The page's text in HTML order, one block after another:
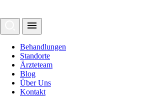
Behandlungen
Standorte
Ärzteteam
Blog
Über Uns
Kontakt